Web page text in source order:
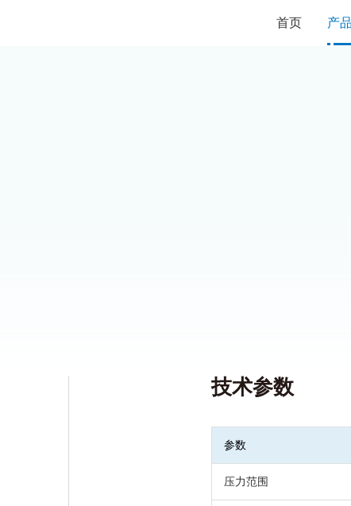
首页 产
技术参数
参数
压力范围